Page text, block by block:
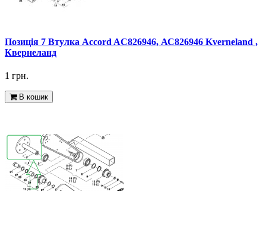
Позиція 7 Втулка Accord AC826946, АС826946 Kverneland ,
Квернеланд
1 грн.
В кошик